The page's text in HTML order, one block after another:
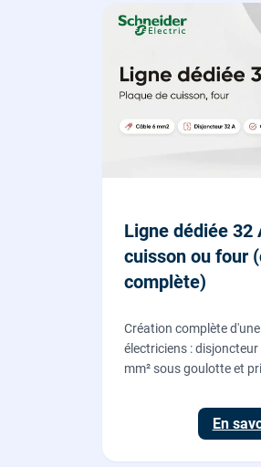
Ligne dédiée 32
cuisson ou four
complète)
Création complète
électriciens :
mm² sous goulotte et
conforme NF C 15-100.
En